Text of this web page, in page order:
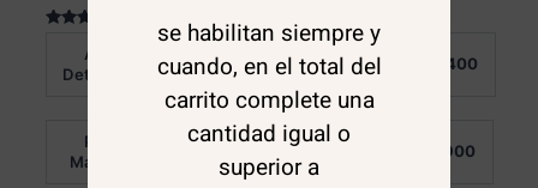
de 5
Al
Detalle:
$10.400
Por
Mayor:
Valorado en
de 5
Al
Detalle:
10.400
Por
7.900
se habilitan siempre y
cuando, en el total del
carrito complete una
cantidad igual o
superior a